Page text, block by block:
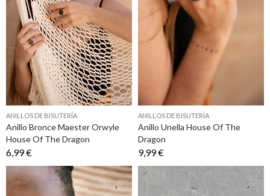
ANILLOS DE BISUTERÍA
Anillo Bronce Maester Orwyle
House Of The Dragon
6,99 €
ANILLOS DE BISUTERÍA
Anillo Unella House Of The
Dragon
9,99 €